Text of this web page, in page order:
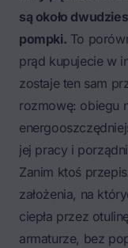
są około
pompki. To
prąd kupujecie w
zostaje ten sam
rozmowę: obiegu
jej pracy i
Zanim ktoś
założenia, na
ciepła przez
armaturze, bez